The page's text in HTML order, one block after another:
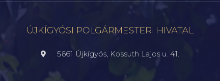
ÚJKÍGYÓSI POLGÁRMESTERI HIVATAL
5661 Újkígyós, Kossuth Lajos u. 41.